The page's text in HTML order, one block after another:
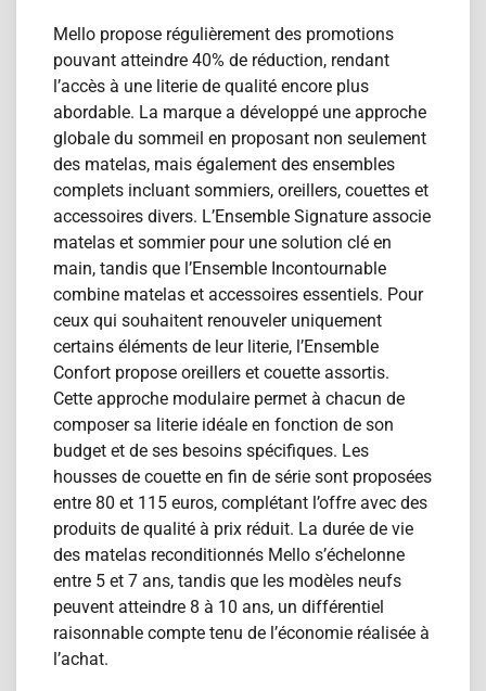
Mello propose régulièrement des promotions
pouvant atteindre 40% de réduction, rendant
l’accès à une literie de qualité encore plus
abordable. La marque a développé une approche
globale du sommeil en proposant non seulement
des matelas, mais également des ensembles
complets incluant sommiers, oreillers, couettes et
accessoires divers. L’Ensemble Signature associe
matelas et sommier pour une solution clé en
main, tandis que l’Ensemble Incontournable
combine matelas et accessoires essentiels. Pour
ceux qui souhaitent renouveler uniquement
certains éléments de leur literie, l’Ensemble
Confort propose oreillers et couette assortis.
Cette approche modulaire permet à chacun de
composer sa literie idéale en fonction de son
budget et de ses besoins spécifiques. Les
housses de couette en fin de série sont proposées
entre 80 et 115 euros, complétant l’offre avec des
produits de qualité à prix réduit. La durée de vie
des matelas reconditionn​és Mello s’échelonne
entre 5 et 7 ans, tandis que les modèles neufs
peuvent atteindre 8 à 10 ans, un différentiel
raisonnable compte tenu de l’économie réalisée à
l’achat.